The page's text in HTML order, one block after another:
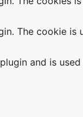
The cookie
and is